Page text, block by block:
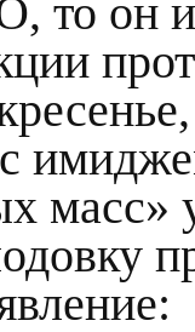
то он и
масс»